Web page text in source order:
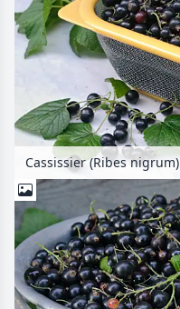
Cassissier (Ribes nigrum)